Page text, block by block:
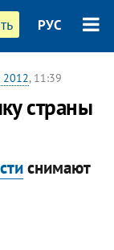
РУС
2012, 11:39
страны
снимают